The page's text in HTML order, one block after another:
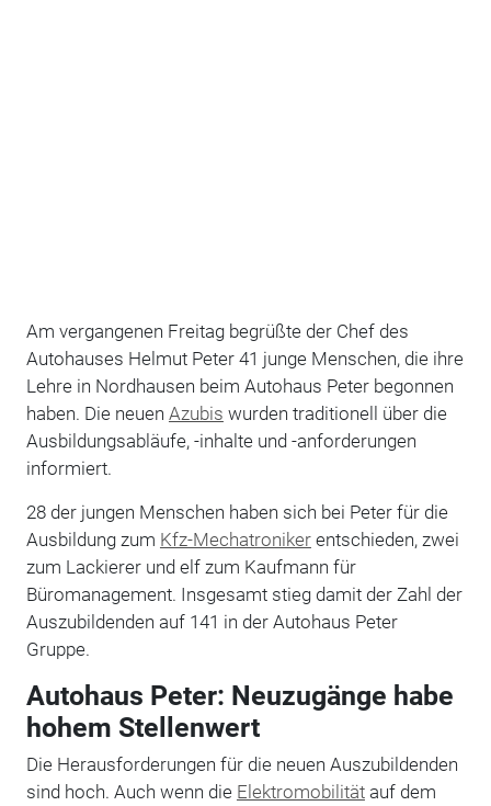
Am vergangenen Freitag begrüßte der Chef des
Autohauses Helmut Peter 41 junge Menschen, die ihre
Lehre in Nordhausen beim Autohaus Peter begonnen
haben. Die neuen Azubis wurden traditionell über die
Ausbildungsabläufe, -inhalte und -anforderungen
informiert.
28 der jungen Menschen haben sich bei Peter für die
Ausbildung zum Kfz-Mechatronikerentschieden, zwei
zum Lackierer und elf zum Kaufmann für
Büromanagement. Insgesamt stieg damit der Zahl der
Auszubildenden auf 141 in der Autohaus Peter
Gruppe.
Autohaus Peter: Neuzugänge habe
hohem Stellenwert
Die Herausforderungen für die neuen Auszubildenden
sind hoch. Auch wenn die Elektromobilitätauf dem